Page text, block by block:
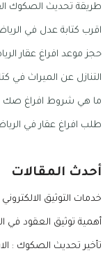
طريقة تحديث الصكوك
اقرب كتابة عدل في
حجز موعد افراغ عقار
التنازل عن الميراث في
ما هي شروط افراغ صك
طلب افراغ عقار في
أحدث المقالات
خدمات التوثيق الالكتروني
أهمية توثيق العقود في
تأخير تحديث الصكوك :